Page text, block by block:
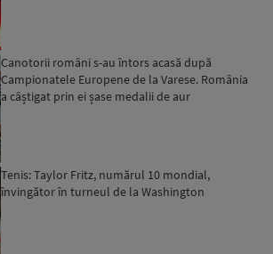
Canotorii români s-au întors acasă după
Campionatele Europene de la Varese. România
a câștigat prin ei șase medalii de aur
Tenis: Taylor Fritz, numărul 10 mondial,
învingător în turneul de la Washington